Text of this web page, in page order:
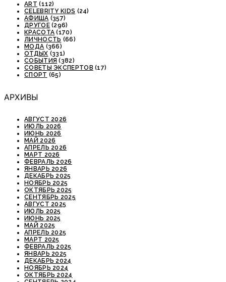
ART (112)
CELEBRITY KIDS (24)
АФИША (357)
ДРУГОЕ(296)
КРАСОТА (170)
ЛИЧНОСТЬ (66)
МОДА (366)
ОТДЫХ (331)
СОБЫТИЯ (382)
СОВЕТЫ ЭКСПЕРТОВ (17)
СПОРТ (65)
АРХИВЫ
АВГУСТ 2026
ИЮЛЬ 2026
ИЮНЬ 2026
МАЙ 2026
АПРЕЛЬ 2026
МАРТ 2026
ФЕВРАЛЬ 2026
ЯНВАРЬ 2026
ДЕКАБРЬ 2025
НОЯБРЬ 2025
ОКТЯБРЬ 2025
СЕНТЯБРЬ 2025
АВГУСТ 2025
ИЮЛЬ 2025
ИЮНЬ 2025
МАЙ 2025
АПРЕЛЬ 2025
МАРТ 2025
ФЕВРАЛЬ 2025
ЯНВАРЬ 2025
ДЕКАБРЬ 2024
НОЯБРЬ 2024
ОКТЯБРЬ 2024